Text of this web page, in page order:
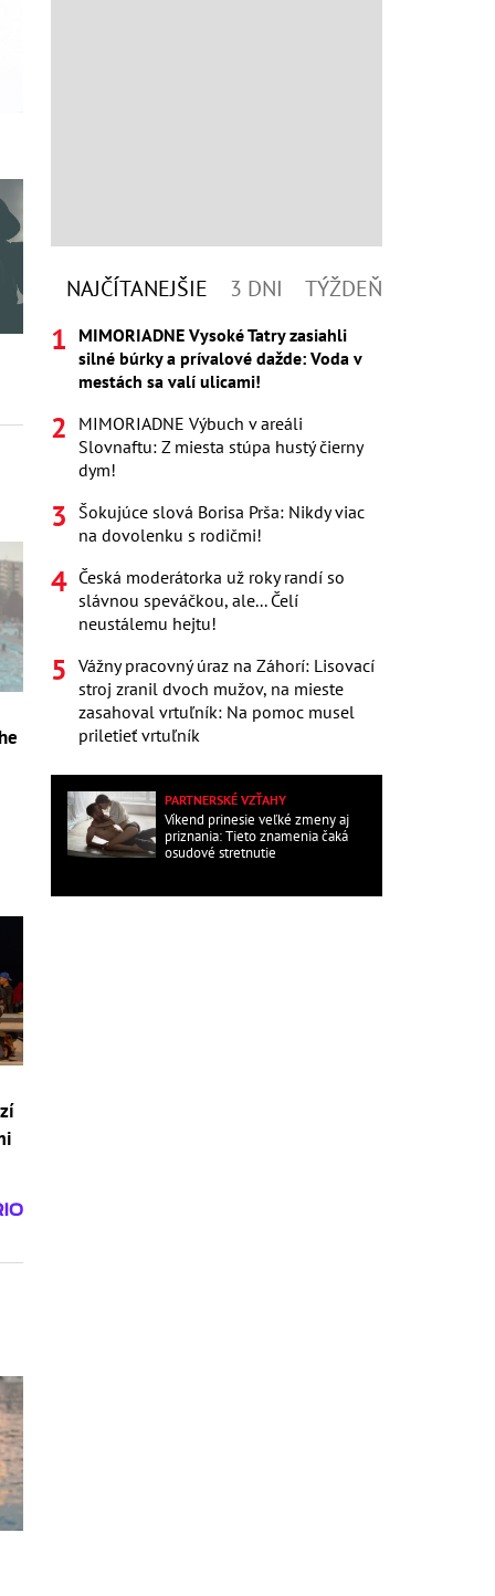
NAJČÍTANEJŠIE 3 DNI TÝŽDEŇ
MIMORIADNE Vysoké Tatry zasiahli
silné búrky a prívalové dažde: Voda v
mestách sa valí ulicami!
MIMORIADNE Výbuch v areáli
Slovnaftu: Z miesta stúpa hustý čierny
dym!
Šokujúce slová Borisa Prša: Nikdy viac
na dovolenku s rodičmi!
Česká moderátorka už roky randí so
slávnou speváčkou, ale... Čelí
neustálemu hejtu!
Vážny pracovný úraz na Záhorí: Lisovací
stroj zranil dvoch mužov, na mieste
zasahoval vrtuľník: Na pomoc musel
priletieť vrtuľník
PARTNERSKÉ VZŤAHY
Víkend prinesie veľké zmeny aj
priznania: Tieto znamenia čaká
osudové stretnutie